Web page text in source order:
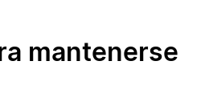
mantenerse